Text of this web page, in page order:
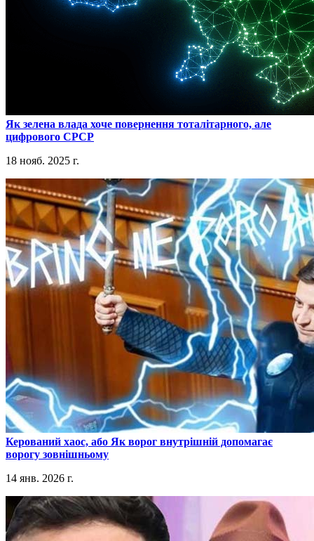
​Як зелена влада хоче повернення тоталітарного, але
цифрового СРСР
18 нояб. 2025 г.
​Керований хаос, або Як ворог внутрішній допомагає
ворогу зовнішньому
14 янв. 2026 г.